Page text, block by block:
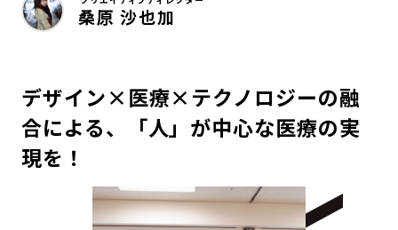
桑原 沙也加
デザイン×医療×テクノロジーの融
合による、「人」が中心な医療の実
現を！